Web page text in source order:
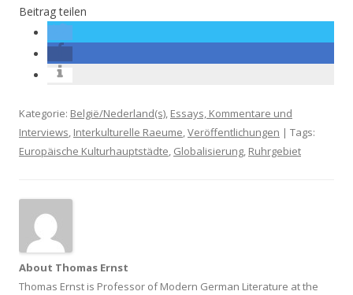
Beitrag teilen
Kategorie: België/Nederland(s), Essays, Kommentare und
Interviews, Interkulturelle Raeume,Veröffentlichungen | Tags:
Europäische Kulturhauptstädte, Globalisierung, Ruhrgebiet
About Thomas Ernst
Thomas Ernst is Professor of Modern German Literature at the